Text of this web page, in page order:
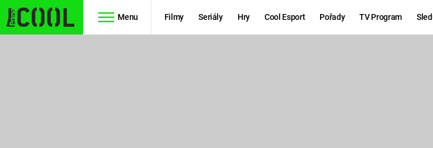
Menu Filmy Seriály Hry Cool Esport Pořady TV Program